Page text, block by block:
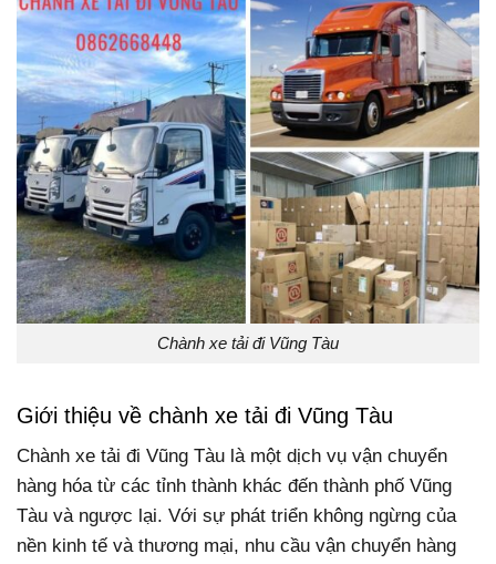
Chành xe tải đi Vũng Tàu
Giới thiệu về chành xe tải đi Vũng Tàu
Chành xe tải đi Vũng Tàu là một dịch vụ vận chuyển
hàng hóa từ các tỉnh thành khác đến thành phố Vũng
Tàu và ngược lại. Với sự phát triển không ngừng của
nền kinh tế và thương mại, nhu cầu vận chuyển hàng